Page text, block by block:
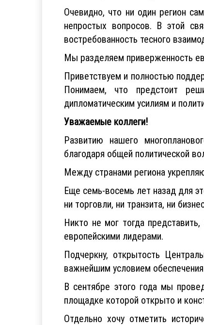
Очевидно, что ни один регион
непростых вопросов. В этой
востребованность тесного
Мы разделяем приверженность
Приветствуем и полностью
Понимаем, что предстоит
дипломатическим усилиям и
Уважаемые коллеги!
Развитию нашего
благодаря общей политической
Между странами региона
Еще семь-восемь лет назад для
ни торговли, ни транзита, ни
Никто не мог тогда
европейскими лидерами.
Подчеркну, открытость
важнейшим условием
В сентябре этого года мы
площадке которой открыто и
Отдельно хочу отметить